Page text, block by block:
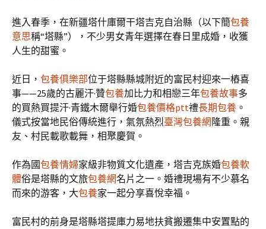
進入春季，在新疆塔什庫爾干塔吉克自治縣（以下簡包養
意思稱“塔縣”），不少男女青年選擇在春日里成婚，收獲
人生的甜蜜。
近日， 包養俱樂部位于塔縣縣城附近的富民村迎來一樁喜
事——25歲的古麗汗·贊包養加比力和相戀三年包養故事多
的買熱買提汗·青鐵木爾舉行婚包養價格ptt禮長期包養 。
儀式按當地民俗傳統進行，氣氛熱烈臺灣包養網 隆重。親
友、村民載歌載舞，相聚慶賀。
作為國包養情婦家級非物質文化遺產，塔吉克族婚包養軟
體俗是塔縣的文旅包養網名片之一。婚禮現場有不少慕名
而來的游客，大包養家一起分享喜悅幸福。
富民村的前身是塔縣塔提庫力易地扶貧搬遷集中安置點的